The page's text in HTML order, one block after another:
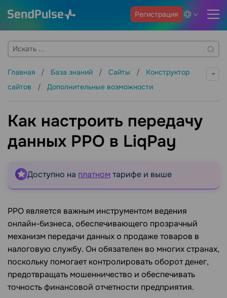
Регистрация
Главная База знаний Сайты
Конструктор
сайтов
Дополнительные возможности
Как настроить передачу
данных РРО в LiqPay
Доступно на платном тарифе и выше
РРО является важным инструментом ведения
онлайн-бизнеса, обеспечивающего прозрачный
механизм передачи данных о продаже товаров в
налоговую службу. Он обязателен во многих странах,
поскольку помогает контролировать оборот денег,
предотвращать мошенничество и обеспечивать
точность финансовой отчетности предприятия.